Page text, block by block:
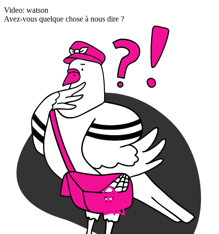
Video: watson
Avez-vous quelque chose à nous dire ?